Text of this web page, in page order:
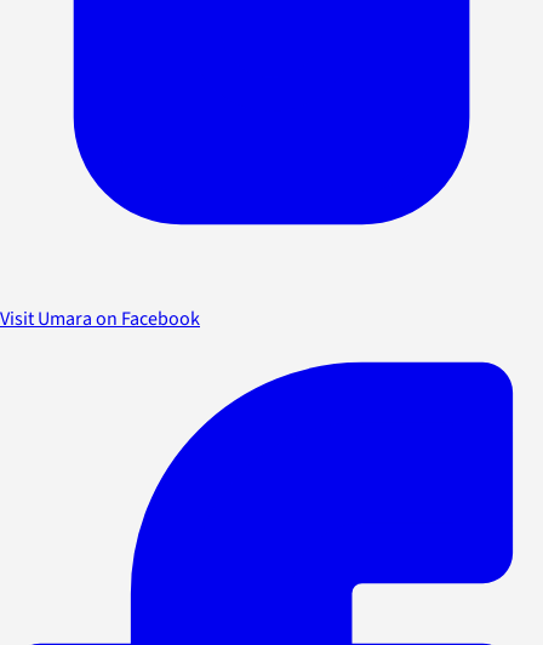
Visit Umara on Facebook